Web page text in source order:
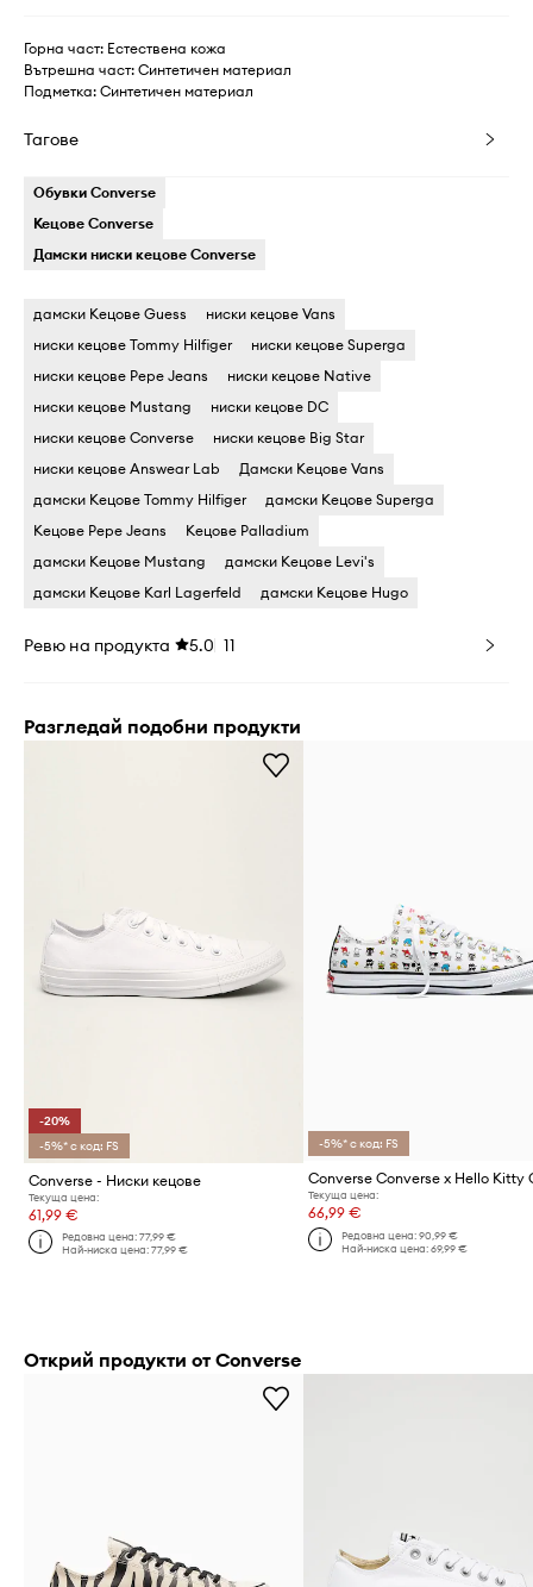
Горна част: Естествена кожа
Вътрешна част: Синтетичен материал
Подметка: Синтетичен материал
Тагове
Обувки Converse
Кецове Converse
Дамски ниски кецове Converse
дамски Кецове Guess
ниски кецове Vans
ниски кецове Tommy Hilfiger
ниски кецове Superga
ниски кецове Pepe Jeans
ниски кецове Native
ниски кецове Mustang
ниски кецове DC
ниски кецове Converse
ниски кецове Big Star
ниски кецове Answear Lab
Дамски Кецове Vans
дамски Кецове Tommy Hilfiger
дамски Кецове Superga
Кецове Pepe Jeans
Кецове Palladium
дамски Кецове Mustang
дамски Кецове Levi's
дамски Кецове Karl Lagerfeld
дамски Кецове Hugo
Ревю на продукта 5.0 11
Разгледай подобни продукти
-20%
-5%* с код: FS
Converse - Ниски кецове
Текуща цена:
61,99 €
Редовна цена:77,99 €
Най-ниска цена:77,99 €
-5%* с код: FS
Текуща цена:
66,99 €
Редовна цена: 90,99 €
Най-ниска цена: 69,99 €
Открий продукти от Converse